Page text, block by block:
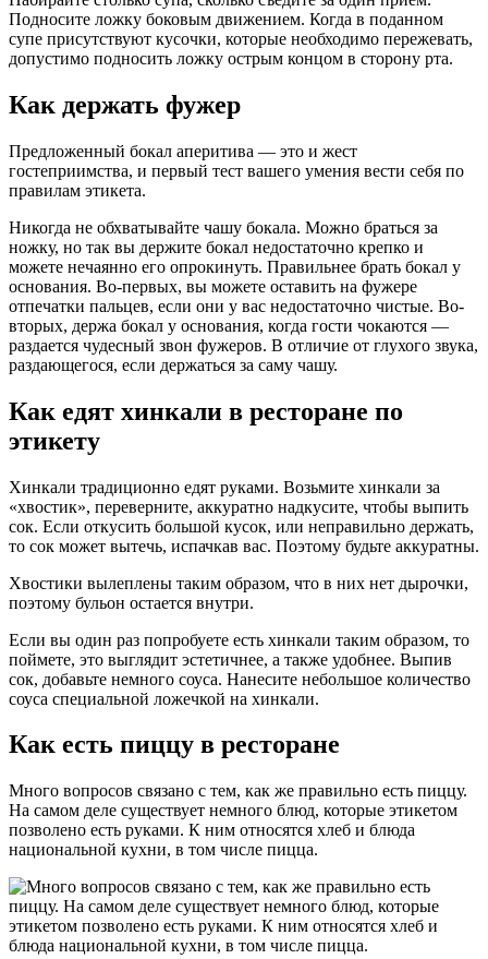
Подносите ложку боковым движением. Когда в поданном
супе присутствуют кусочки, которые необходимо пережевать,
допустимо подносить ложку острым концом в сторону рта.
Как держать фужер
Предложенный бокал аперитива — это и жест
гостеприимства, и первый тест вашего умения вести себя по
правилам этикета.
Никогда не обхватывайте чашу бокала. Можно браться за
ножку, но так вы держите бокал недостаточно крепко и
можете нечаянно его опрокинуть. Правильнее брать бокал у
основания. Во-первых, вы можете оставить на фужере
отпечатки пальцев, если они у вас недостаточно чистые. Во-
вторых, держа бокал у основания, когда гости чокаются —
раздается чудесный звон фужеров. В отличие от глухого звука,
раздающегося, если держаться за саму чашу.
Как едят хинкали в ресторане по
этикету
Хинкали традиционно едят руками. Возьмите хинкали за
«хвостик», переверните, аккуратно надкусите, чтобы выпить
сок. Если откусить большой кусок, или неправильно держать,
то сок может вытечь, испачкав вас. Поэтому будьте аккуратны.
Хвостики вылеплены таким образом, что в них нет дырочки,
поэтому бульон остается внутри.
Если вы один раз попробуете есть хинкали таким образом, то
поймете, это выглядит эстетичнее, а также удобнее. Выпив
сок, добавьте немного соуса. Нанесите небольшое количество
соуса специальной ложечкой на хинкали.
Как есть пиццу в ресторане
Много вопросов связано с тем, как же правильно есть пиццу.
На самом деле существует немного блюд, которые этикетом
позволено есть руками. К ним относятся хлеб и блюда
национальной кухни, в том числе пицца.